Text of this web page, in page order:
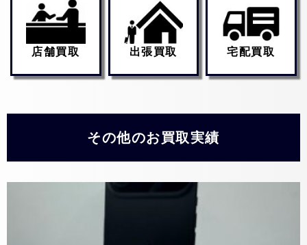
店舗買取 出張買取 宅配買取
その他のお買取実績